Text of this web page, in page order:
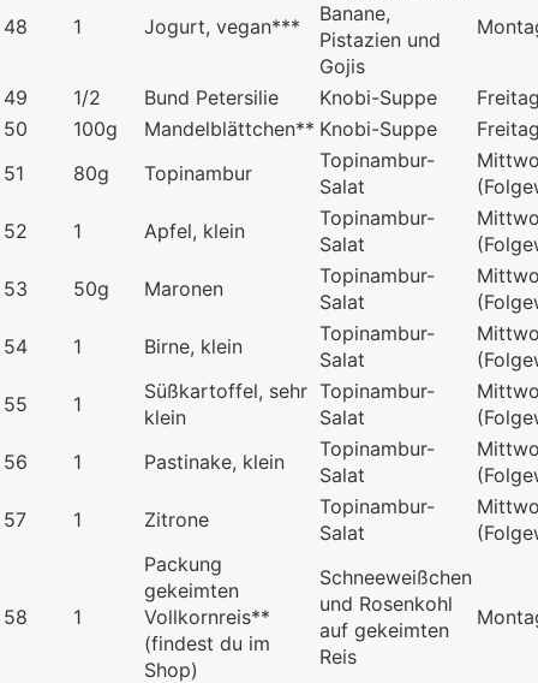
48 1 Jogurt, vegan***
Banane,
Pistazien und
Gojis
49 1/2 Bund Petersilie Knobi-Suppe
50
100g Mandelblättchen** Knobi-Suppe
51
80g Topinambur
Topinambur-
Salat
52
1 Apfel, klein
Topinambur-
Salat
53
50g Maronen
Topinambur-
Salat
54
1 Birne, klein
Topinambur-
Salat
55
1
Süßkartoffel, sehr
klein
Topinambur-
Salat
56
1 Pastinake, klein
Topinambur-
Salat
57
1 Zitrone
Topinambur-
Salat
58 1
Packung
gekeimten
Vollkornreis**
(findest du im
Shop)
Schneeweißchen
und Rosenkohl
auf gekeimten
Reis